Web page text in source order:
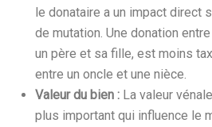
le donataire a un impact direct
de mutation. Une donation
un père et sa fille, est moins
entre un oncle et une nièce.
Valeur du bien : La valeur
plus important qui influence le